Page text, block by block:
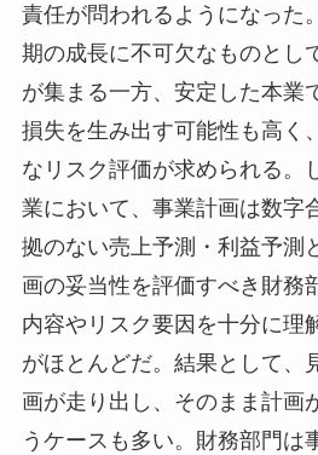
責任が問われるようになった
期の成長に不可欠なものとし
が集まる一方、安定した本業
損失を生み出す可能性も高く
なリスク評価が求められる。
業において、事業計画は数字
拠のない売上予測・利益予測
画の妥当性を評価すべき財務
内容やリスク要因を十分に理
がほとんどだ。結果として、
画が走り出し、そのまま計画
うケースも多い。財務部門は